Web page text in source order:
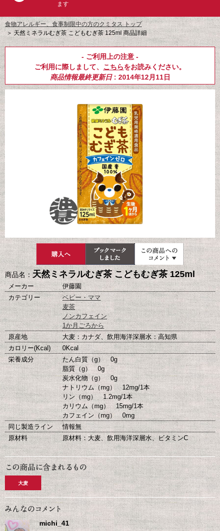
ます
食物アレルギー、食事制限中の方のクミタス トップ
＞天然ミネラルむぎ茶 こどもむぎ茶 125ml 商品詳細
- ご利用上の注意 -
ご利用に際しまして、 こちらをお読みください。
商品情報最終更新日: 2014年12月11日
商品名：天然ミネラルむぎ茶 こどもむぎ茶 125ml
メーカー
伊藤園
カテゴリー
ベビー・ママ
麦茶
ノンカフェイン
1か月ごろから
原産地
大麦：カナダ、飲用海洋深層水：高知県
カロリー(Kcal)
0Kcal
栄養成分
たん白質（g） 0g
脂質（g） 0g
炭水化物（g） 0g
ナトリウム（mg） 12mg/1本
リン（mg） 1.2mg/1本
カリウム（mg） 15mg/1本
カフェイン（mg） 0mg
同じ製造ライン
情報無
原材料
原材料：大麦、飲用海洋深層水、ビタミンC
大麦
michi_41